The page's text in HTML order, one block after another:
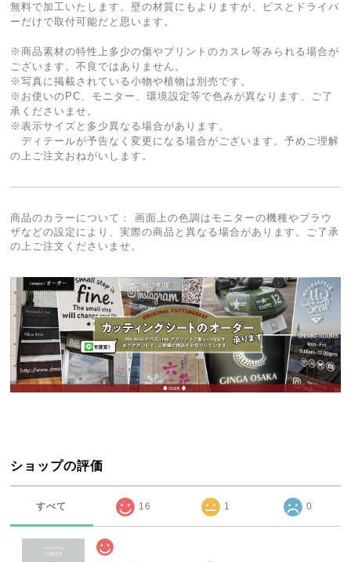
無料で加工いたします。壁の材質にもよりますが、ビスとドライバ
ーだけで取付可能だと思います。
※商品素材の特性上多少の傷やプリントのカスレ等みられる場合が
ございます。不良ではありません。
※写真に掲載されている小物や植物は別売です。
※お使いのPC、モニター、環境設定等で色みが異なります、ご了
承くださいませ。
※表示サイズと多少異なる場合があります。
ディテールが予告なく変更になる場合がございます。予めご理解
の上ご注文おねがいします。
商品のカラーについて： 画面上の色調はモニターの機種やブラウ
ザなどの設定により、実際の商品と異なる場合があります。ご了承
の上ご注文くださいませ。
ショップの評価
すべて 16 1 0